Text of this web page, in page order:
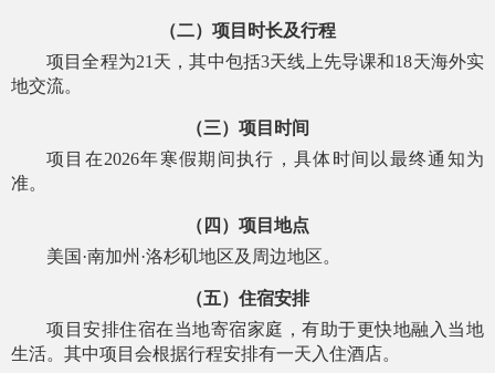
（二）项目时长及行程
项目全程为21天，其中包括3天线上先导课和18天海外实
地交流。
（三）项目时间
项目在2026年寒假期间执行，具体时间以最终通知为
准。
（四）项目地点
美国 ·南加州·洛杉矶地区及周边地区。
（五）住宿安排
项目安排住宿在当地寄宿家庭，有助于更快地融入当地
生活。其中项目会根据行程安排有一天入住酒店。